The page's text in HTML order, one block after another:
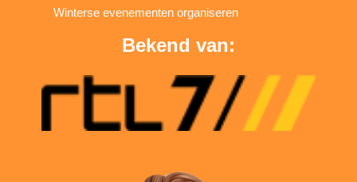
Winterse evenementen organiseren
Bekend van: